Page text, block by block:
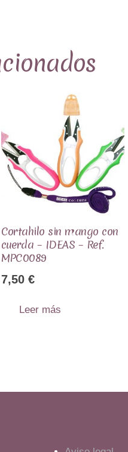
Cortahilo sin mango con
cuerda – IDEAS – Ref.
MPC0089
7,50 €
Leer más